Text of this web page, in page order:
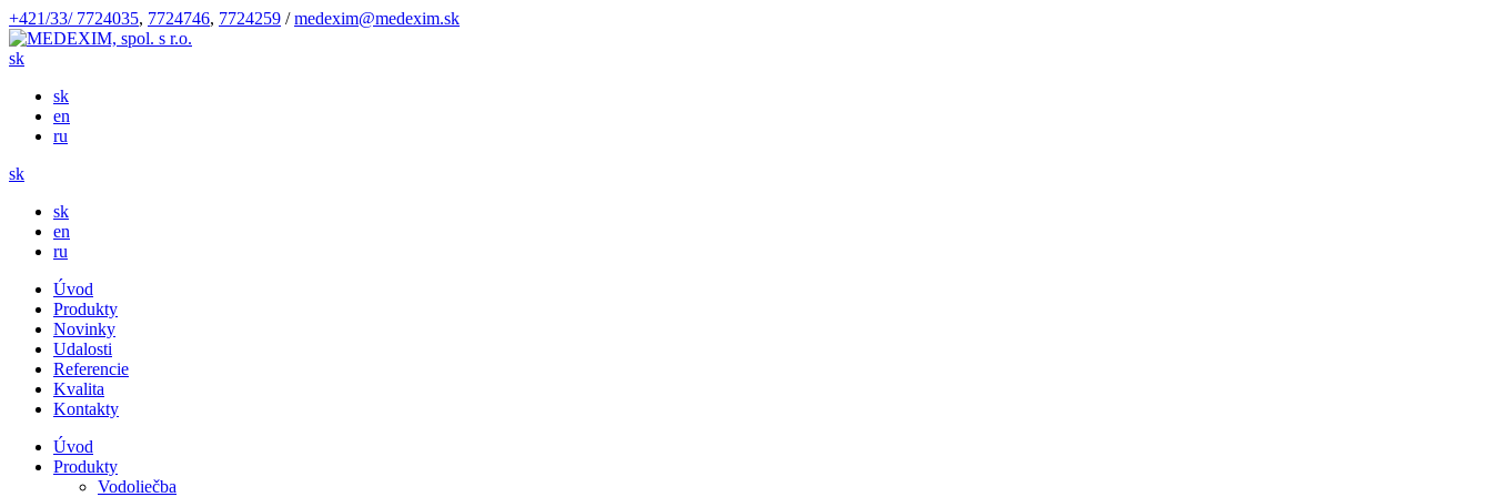
+421/33/ 7724035, 7724746, 7724259 /medexim@medexim.sk
sk
sk
en
ru
sk
sk
en
ru
Úvod
Produkty
Novinky
Udalosti
Referencie
Kvalita
Kontakty
Úvod
Produkty
Vodoliečba